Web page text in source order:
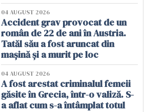
04 AUGUST 2026
Accident grav provocat de un
român de 22 de ani în Austria.
Tatăl său a fost aruncat din
mașină și a murit pe loc
04 AUGUST 2026
A fost arestat criminalul femeii
găsite în Grecia, într-o valiză. S-
a aflat cum s-a întâmplat totul